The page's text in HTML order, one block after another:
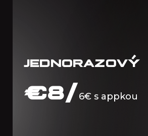
JEDNORAZOVÝ
€8/6€ s appkou